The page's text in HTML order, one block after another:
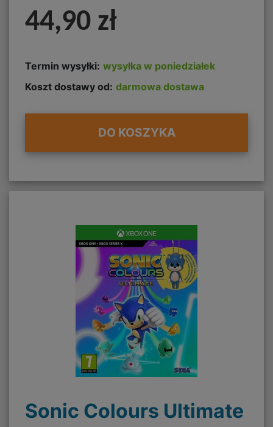
44,90 zł
Termin wysyłki: wysyłka w poniedziałek
Koszt dostawy od: darmowa dostawa
DO KOSZYKA
Sonic Colours Ultimate